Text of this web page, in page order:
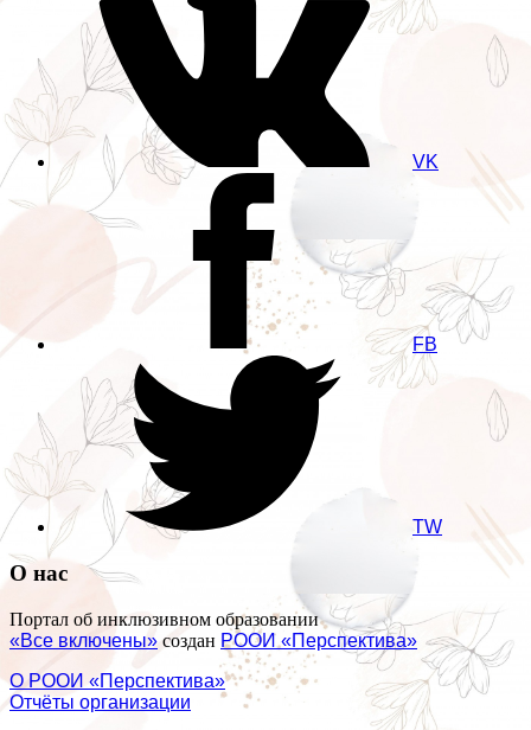
VK
FB
TW
О нас
Портал об инклюзивном образовании
«Все включены» создан РООИ «Перспектива»
О РООИ «Перспектива»
Отчёты организации